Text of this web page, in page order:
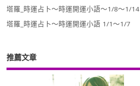
塔羅_時運占卜～時運開運小語～1/8～1/14
塔羅_時運占卜～時運開運小語 1/1～1/7
推薦文章